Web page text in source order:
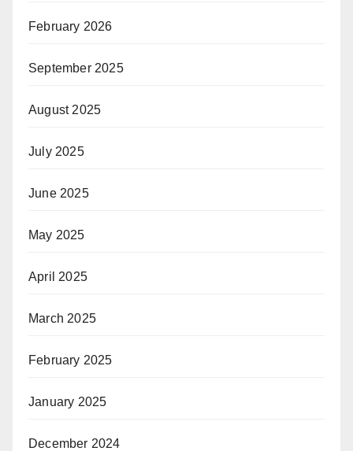
February 2026
September 2025
August 2025
July 2025
June 2025
May 2025
April 2025
March 2025
February 2025
January 2025
December 2024